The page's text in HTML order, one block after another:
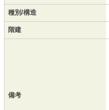
種別/構造
階建
備考